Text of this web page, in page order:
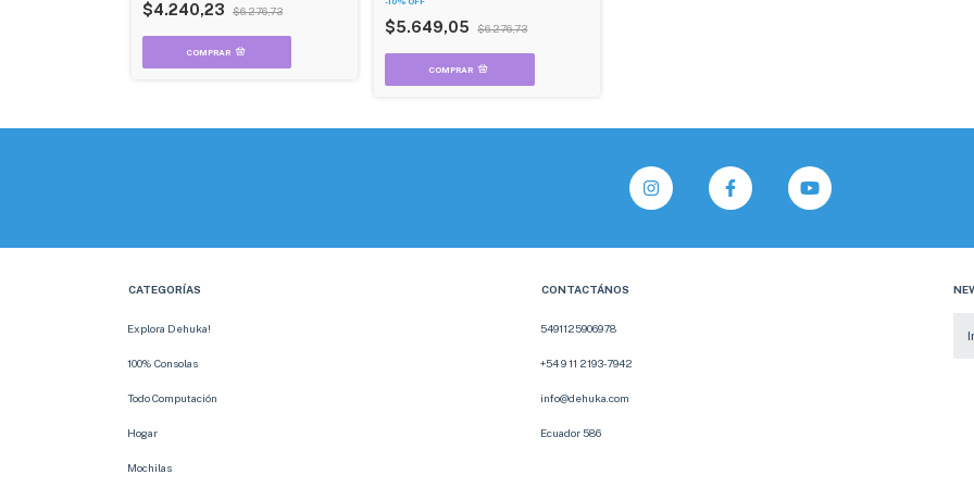
$4.240,23 $6.276,73
$5.649,05 $6.276,73
CATEGORÍAS
Explora Dehuka!
100% Consolas
Todo Computación
Hogar
Mochilas
CONTACTÁNOS
5491125906978
+54 9 11 2193-7942
info@dehuka.com
Ecuador 586